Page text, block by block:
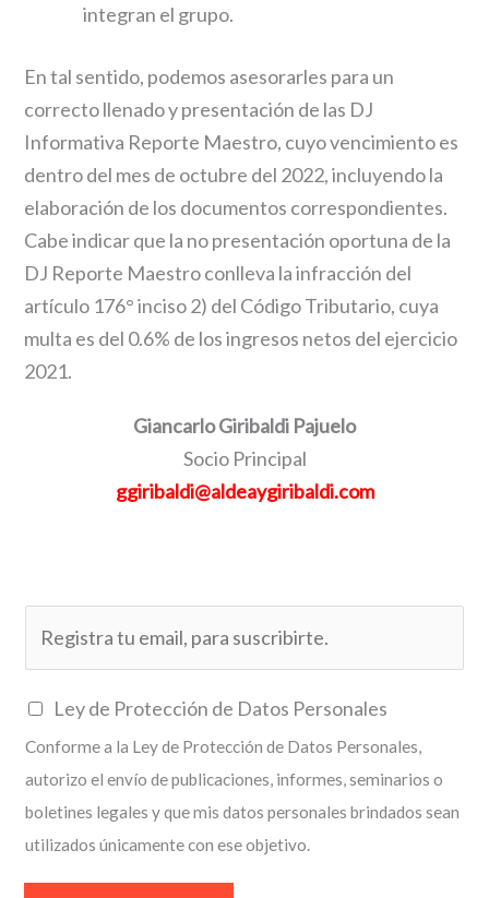
integran el grupo.
En tal sentido, podemos asesorarles para un
correcto llenado y presentación de las DJ
Informativa Reporte Maestro, cuyo vencimiento es
dentro del mes de octubre del 2022, incluyendo la
elaboración de los documentos correspondientes.
Cabe indicar que la no presentación oportuna de la
DJ Reporte Maestro conlleva la infracción del
artículo 176° inciso 2) del Código Tributario, cuya
multa es del 0.6% de los ingresos netos del ejercicio
2021.
Giancarlo Giribaldi Pajuelo
Socio Principal
ggiribaldi@aldeaygiribaldi.com
l
*
C
a
s
i
l
Ley de Protección de Datos Personales
Conforme a la Ley de Protección de Datos Personales,
autorizo el envío de publicaciones, informes, seminarios o
boletines legales y que mis datos personales brindados sean
utilizados únicamente con ese objetivo.